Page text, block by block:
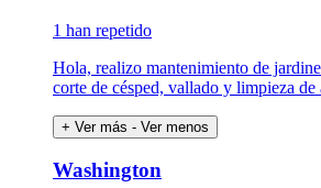
1 han repetido
Hola, realizo mantenimiento de
corte de césped, vallado y limpieza de
+ Ver más - Ver menos
Washington